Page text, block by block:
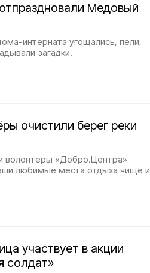
Медовый
интерната угощались, пели,
загадки.
очистили берег реки
волонтеры «Добро.Центра»
любимые места отдыха чище и
участвует в акции
солдат»